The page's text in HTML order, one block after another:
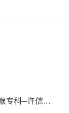
专科─许信夫